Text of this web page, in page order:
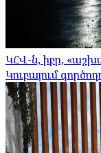
ԿՀՎ-ն, իբր,
Կուբայում